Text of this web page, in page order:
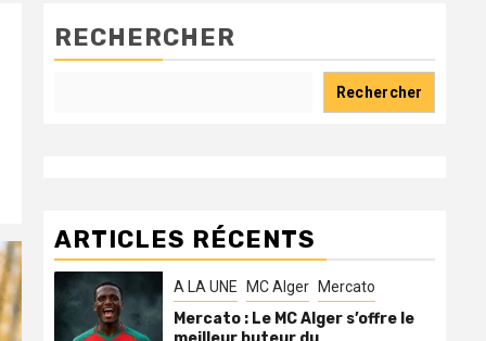
RECHERCHER
Rechercher
ARTICLES RÉCENTS
A LA UNE MC Alger Mercato
Mercato : Le MC Alger s’offre le